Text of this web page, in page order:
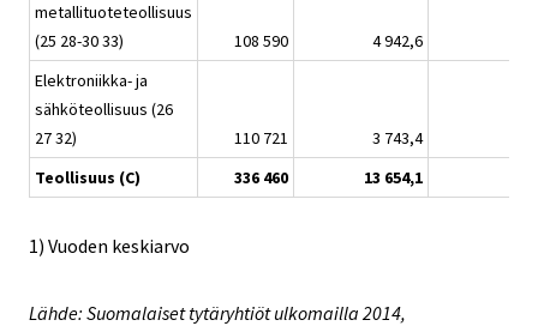
metallituoteteollisuus
(25 28-30 33)
108 590 4 942,6
Elektroniikka- ja
sähköteollisuus (26
27 32)
110 721 3 743,4
Teollisuus (C)
336 460 13 654,1
1) Vuoden keskiarvo
Lähde: Suomalaiset tytäryhtiöt ulkomailla 2014,